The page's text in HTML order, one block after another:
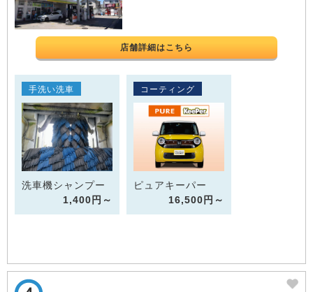
店舗詳細はこちら
手洗い洗車
洗車機シャンプー
1,400円～
コーティング
ピュアキーパー
16,500円～